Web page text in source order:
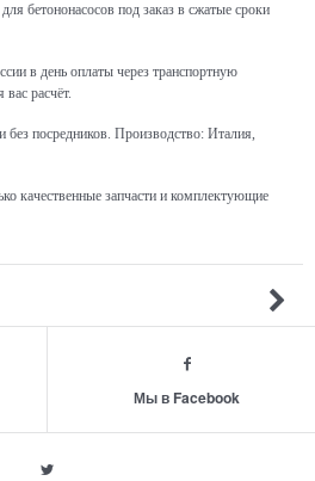
бетононасосов под заказ в сжатые сроки
в день оплаты через транспортную
расчёт.
посредников. Производство: Италия,
качественные запчасти и комплектующие
Мы в Facebook